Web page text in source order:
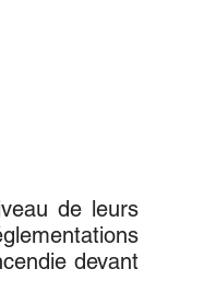
de leurs
devant